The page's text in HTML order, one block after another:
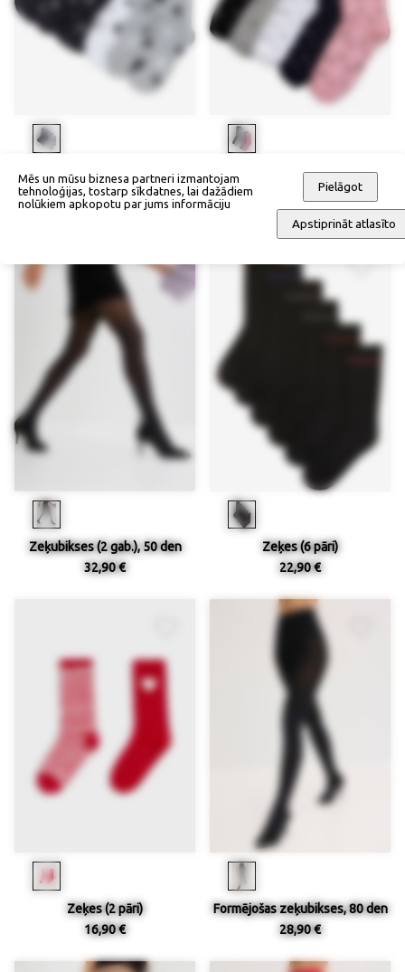
Zeķes ar bioloģisko kokvilnu (6
pāri)
24,90 €
Zeķītes (5 pāri)
22,90 €
Zeķubikses (2 gab.), 50 den
32,90 €
Zeķes (6 pāri)
22,90 €
Zeķes (2 pāri)
16,90 €
Formējošas zeķubikses, 80 den
28,90 €
Mēs un mūsu biznesa partneri izmantojam
tehnoloģijas, tostarp sīkdatnes, lai dažādiem
nolūkiem apkopotu par jums informāciju
Pielāgot
Apstiprināt atlasīto